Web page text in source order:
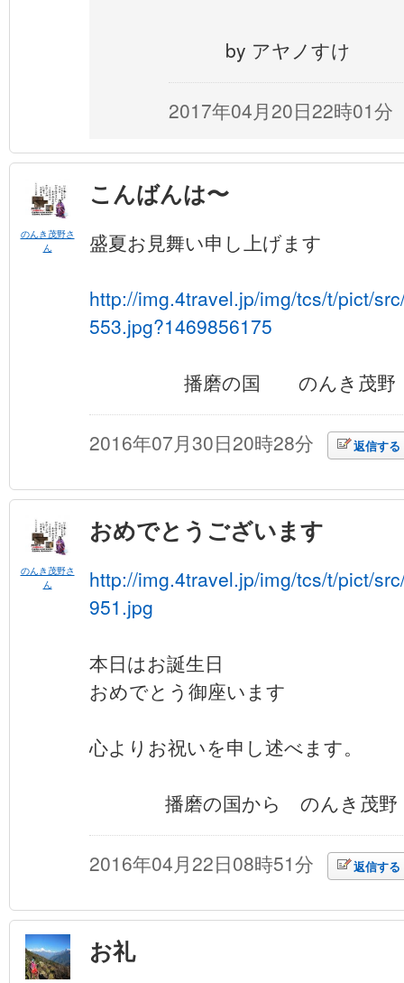
by アヤノすけ
2017年04月20日22時01分
のんき茂野さ
ん
こんばんは〜
盛夏お見舞い申し上げます
http://img.4travel.jp/img/tcs/t/pict/
553.jpg?1469856175
播磨の国 のんき茂野
2016年07月30日20時28分 返信する
のんき茂野さ
ん
おめでとうございます
http://img.4travel.jp/img/tcs/t/pict/
951.jpg
本日はお誕生日
おめでとう御座います
心よりお祝いを申し述べます。
播磨の国から のんき茂野
2016年04月22日08時51分 返信する
お礼